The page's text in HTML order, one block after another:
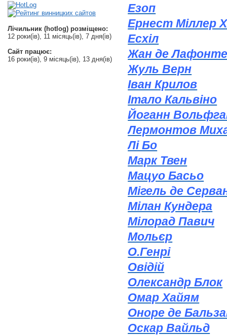
Лічильник (hotlog) розміщено:
12 роки(ів), 11 місяць(ів), 7 дня(ів)
Сайт працює:
16 роки(ів), 9 місяць(ів), 13 дня(ів)
Езоп
Ернест Міллер
Есхіл
Жан де
Жуль Верн
Іван Крилов
Італо Кальвіно
Йоганн
Лермонтов
Лі Бо
Марк Твен
Мацуо Басьо
Мігель де
Мілан Кундера
Мілорад Павич
Мольєр
О.Генрі
Овідій
Олександр Блок
Омар Хайям
Оноре де
Оскар Вайльд